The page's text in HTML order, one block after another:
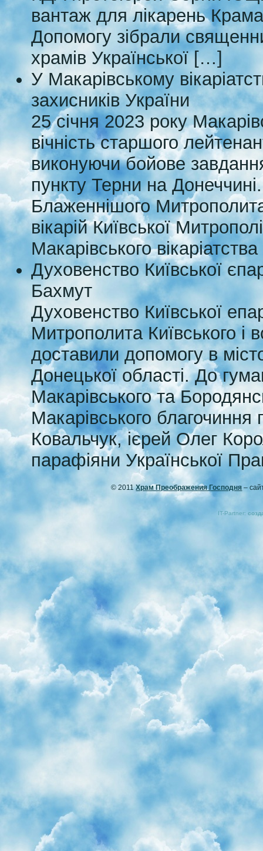
вантаж для лікарень
Допомогу зібрали
храмів Української […]
У Макарівському
захисників України
25 січня 2023 року
вічність старшого
виконуючи бойове
пункту Терни на
Блаженнішого
вікарій Київської
Макарівського
Духовенство Київської
Бахмут
Духовенство Київської
Митрополита Київського і
доставили допомогу в
Донецької області. До
Макарівського та
Макарівського
Ковальчук, ієрей Олег
парафіяни Української
© 2011Храм Преображения Господня –
IT-Partner: